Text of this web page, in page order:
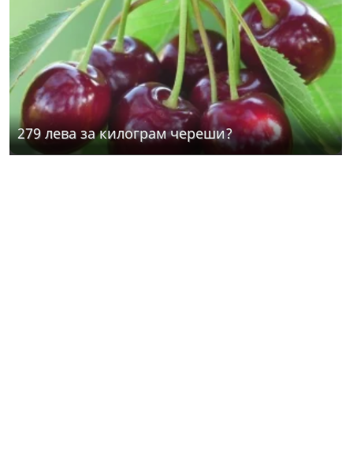
279 лева за килограм череши?